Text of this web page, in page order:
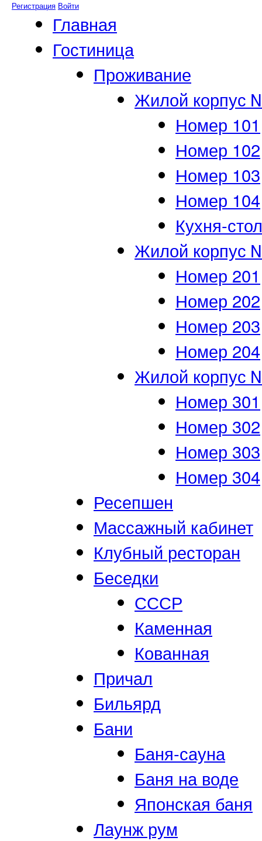
Регистрация Войти
Главная
Гостиница
Проживание
Жилой корпус
Номер 101
Номер 102
Номер 103
Номер 104
Кухня-
Жилой корпус
Номер 201
Номер 202
Номер 203
Номер 204
Жилой корпус
Номер 301
Номер 302
Номер 303
Номер 304
Ресепшен
Массажный кабинет
Клубный ресторан
Беседки
СССР
Каменная
Кованная
Причал
Бильярд
Бани
Баня-сауна
Баня на воде
Японская баня
Лаунж рум